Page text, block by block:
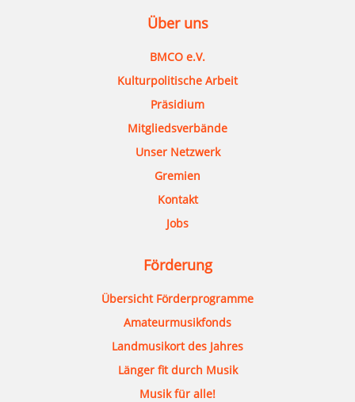
Über uns
BMCO e.V.
Kulturpolitische Arbeit
Präsidium
Mitgliedsverbände
Unser Netzwerk
Gremien
Kontakt
Jobs
Förderung
Übersicht Förderprogramme
Amateurmusikfonds
Landmusikort des Jahres
Länger fit durch Musik
Musik für alle!